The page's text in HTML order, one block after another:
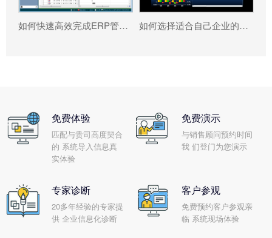
如何快速高效完成ERP管理系统配置? 如何选择适合自己企业的ERP软件?
免费体验
匹配与贵司高度契合
的 系统导入信息真
实体验
免费演示
与销售顾问预约时间
我 们登门为您演示
专家诊断
20多年经验的专家提
供 企业信息化诊断
客户参观
免费预约客户参观亲
临 系统现场体验